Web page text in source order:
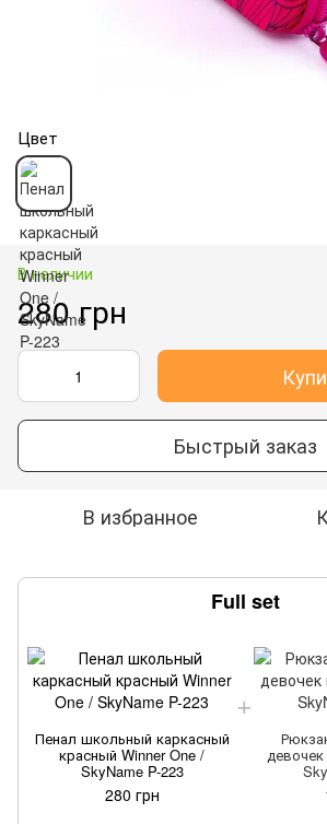
Цвет
В наличии
280 грн
Быстрый заказ
В избранное
Full set
Пенал школьный каркасный
красный Winner One /
SkyName P-223
280 грн